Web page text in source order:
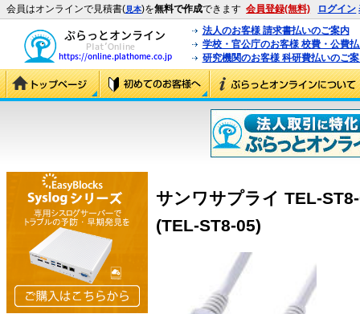
会員はオンラインで見積書(見本)を無料で作成できます 会員登録(無料) ログイン
法人のお客様 請求書払いのご案内
学校・官公庁のお客様 校費・公費
研究機関のお客様 科研費払いのご
サンワサプライ TEL-
(TEL-ST8-05)